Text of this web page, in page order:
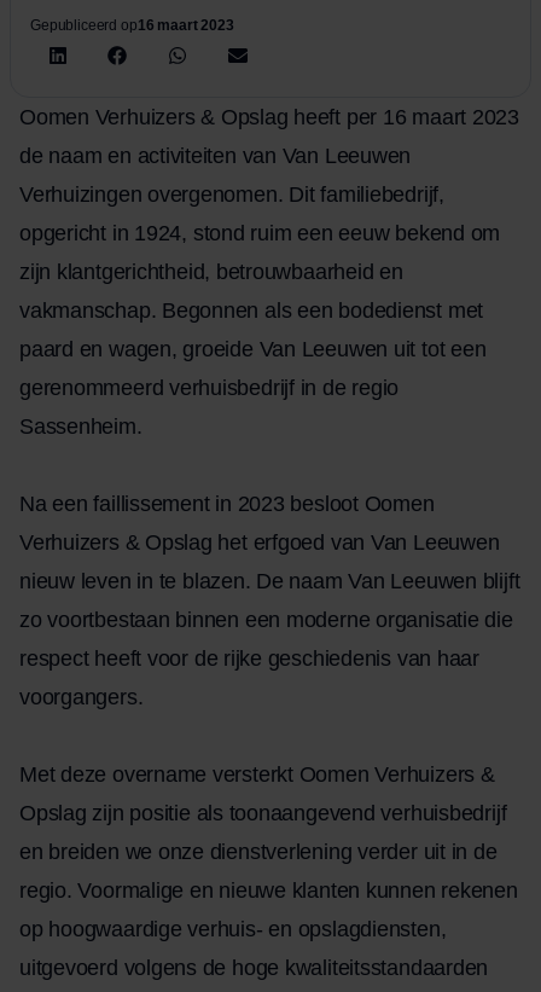
Gepubliceerd op16 maart 2023
Oomen Verhuizers & Opslag heeft per 16 maart 2023
de naam en activiteiten van Van Leeuwen
Verhuizingen overgenomen. Dit familiebedrijf,
opgericht in 1924, stond ruim een eeuw bekend om
zijn klantgerichtheid, betrouwbaarheid en
vakmanschap. Begonnen als een bodedienst met
paard en wagen, groeide Van Leeuwen uit tot een
gerenommeerd verhuisbedrijf in de regio
Sassenheim.
Na een faillissement in 2023 besloot Oomen
Verhuizers & Opslag het erfgoed van Van Leeuwen
nieuw leven in te blazen. De naam Van Leeuwen blijft
zo voortbestaan binnen een moderne organisatie die
respect heeft voor de rijke geschiedenis van haar
voorgangers.
Met deze overname versterkt Oomen Verhuizers &
Opslag zijn positie als toonaangevend verhuisbedrijf
en breiden we onze dienstverlening verder uit in de
regio. Voormalige en nieuwe klanten kunnen rekenen
op hoogwaardige verhuis- en opslagdiensten,
uitgevoerd volgens de hoge kwaliteitsstandaarden